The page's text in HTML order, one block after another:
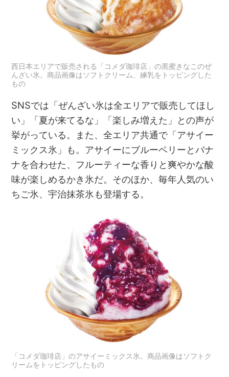
西日本エリアで販売される「コメダ珈琲店」の黒蜜きなこのぜ
んざい氷。商品画像はソフトクリーム、練乳をトッピングした
もの
SNSでは「ぜんざい氷は全エリアで販売してほし
い」「夏が来てるな」「楽しみ増えた」との声が
挙がっている。また、全エリア共通で「アサイー
ミックス氷」も。アサイーにブルーベリーとバナ
ナを合わせた、フルーティーな香りと爽やかな酸
味が楽しめるかき氷だ。そのほか、毎年人気のい
ちご氷、宇治抹茶氷も登場する。
「コメダ珈琲店」のアサイーミックス氷。商品画像はソフトク
リームをトッピングしたもの